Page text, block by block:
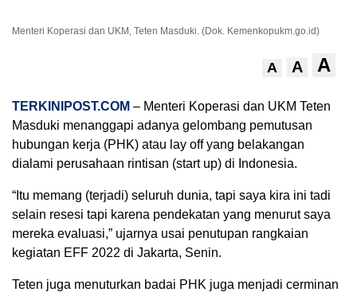
Menteri Koperasi dan UKM, Teten Masduki. (Dok. Kemenkopukm.go.id)
A A A
TERKINIPOST.COM – Menteri Koperasi dan UKM Teten
Masduki menanggapi adanya gelombang pemutusan
hubungan kerja (PHK) atau lay off yang belakangan
dialami perusahaan rintisan (start up) di Indonesia.
“Itu memang (terjadi) seluruh dunia, tapi saya kira ini tadi
selain resesi tapi karena pendekatan yang menurut saya
mereka evaluasi,” ujarnya usai penutupan rangkaian
kegiatan EFF 2022 di Jakarta, Senin.
Teten juga menuturkan badai PHK juga menjadi cerminan